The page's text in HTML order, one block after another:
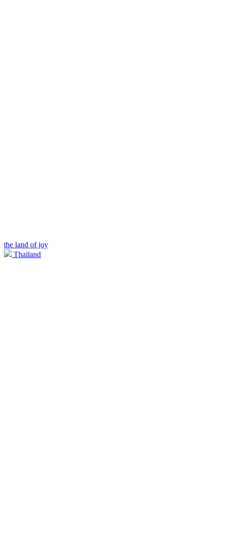
the land of joy
Thailand